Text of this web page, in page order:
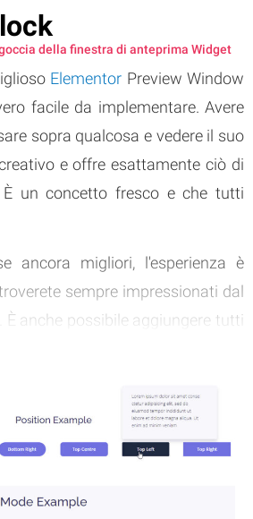
della finestra di anteprima Widget
Elementor Preview Window
facile da implementare. Avere
sopra qualcosa e vedere il suo
e offre esattamente ciò di
un concetto fresco e che tutti
ancora migliori, l'esperienza è
sempre impressionati dal
È anche possibile aggiungere tutti